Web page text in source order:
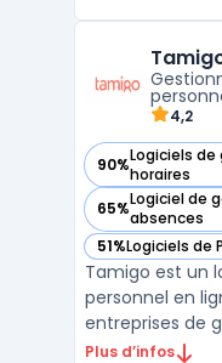
offrant une
processus
4,2
90%Logiciels
horaires
— voir Tamigo
65%Logiciel de
absences
— voir Tamigo
51%Logiciels de
— voir Tamigo
Tamigo est un
personnel en
entreprises de
personnel,
Plus d’infos